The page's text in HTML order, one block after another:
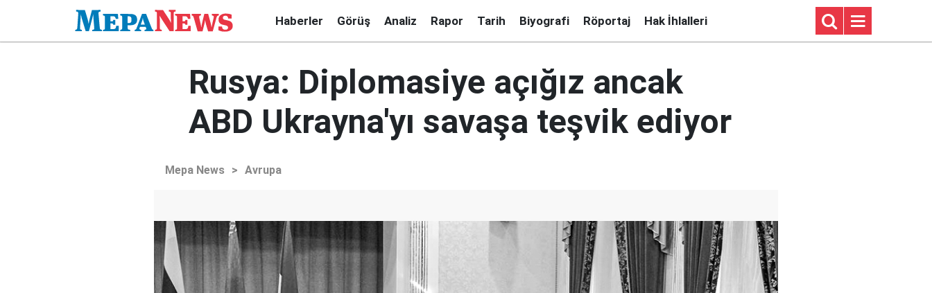
Haberler Görüş Analiz Rapor Tarih Biyografi Röportaj Hak İhlalleri
Rusya: Diplomasiye açığız ancak
ABD Ukrayna'yı savaşa teşvik ediyor
Mepa News > Avrupa